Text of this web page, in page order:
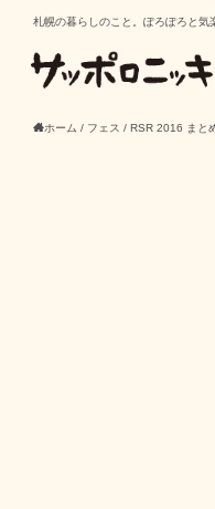
札幌の暮らしのこと。ぽろぽろと気
ホーム / フェス / RSR 2016 まと